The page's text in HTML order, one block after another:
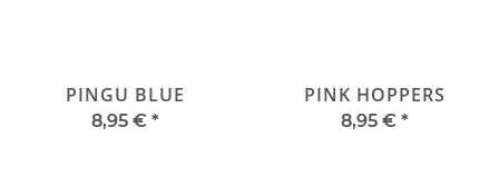
PINGU BLUE
8,95 € *
PINK HOPPERS
8,95 € *